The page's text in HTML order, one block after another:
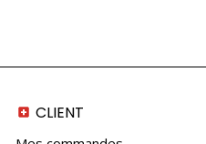
CLIENT